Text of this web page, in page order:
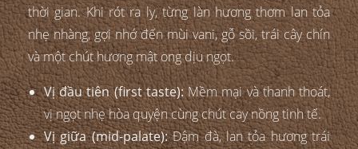
thời gian. Khi rót ra ly, từng làn hương thơm lan tỏa
nhẹ nhàng, gợi nhớ đến mùi vani, gỗ sồi, trái cây chín
và một chút hương mật ong dịu ngọt.
Vị đầu tiên (first taste):Mềm mại và thanh thoát,
vị ngọt nhẹ hòa quyện cùng chút cay nồng tinh tế.
Vị giữa (mid-palate):Đậm đà, lan tỏa hương trái